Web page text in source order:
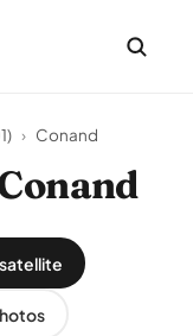
› Conand